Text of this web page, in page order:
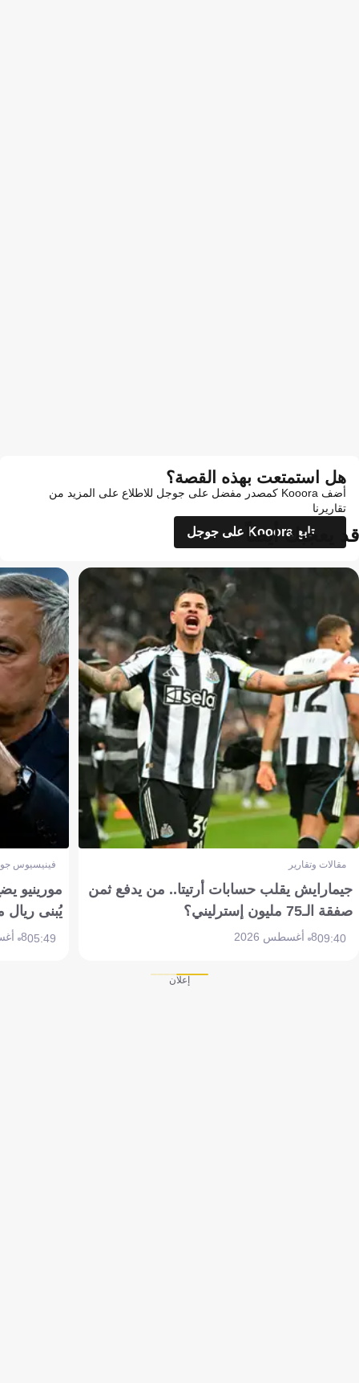
هل استمتعت بهذه القصة؟
أضف Kooora كمصدر مفضل على جوجل للاطلاع على المزيد من
تقاريرنا
تابع Kooora على جوجل
قد يعجبك أيضاً
مقالات وتقارير
جيمارايش يقلب حسابات أرتيتا.. من يدفع ثمن
صفقة الـ75 مليون إسترليني؟
09:408 أغسطس 2026
فينيسيوس
مورينيو
يُبنى ريال
05:498 أغسطس 2026
إعلان